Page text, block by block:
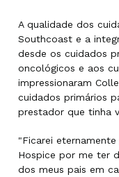
A qualidade dos
Southcoast e a
desde os cuidados
oncológicos e aos
impressionaram
cuidados primários
prestador que tinha
"Ficarei
Hospice por me ter
dos meus pais em